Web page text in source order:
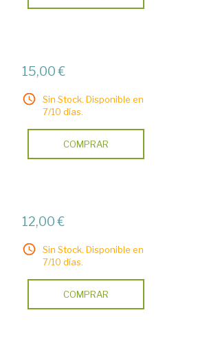
15,00 €
Sin Stock. Disponible en
7/10 días.
COMPRAR
12,00 €
Sin Stock. Disponible en
7/10 días.
COMPRAR